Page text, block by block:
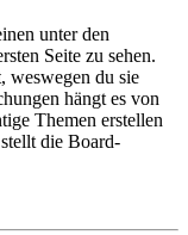
unter den
Seite zu sehen.
weswegen du sie
hängt es von
Themen erstellen
die Board-